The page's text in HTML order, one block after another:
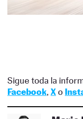
Sigue toda la
Facebook, Xo